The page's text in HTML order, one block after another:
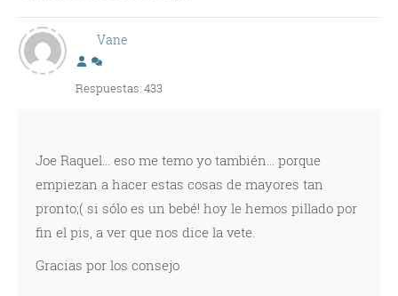
Vane
Respuestas: 433
Joe Raquel... eso me temo yo también... porque
empiezan a hacer estas cosas de mayores tan
pronto;( si sólo es un bebé! hoy le hemos pillado por
fin el pis, a ver que nos dice la vete.
Gracias por los consejo